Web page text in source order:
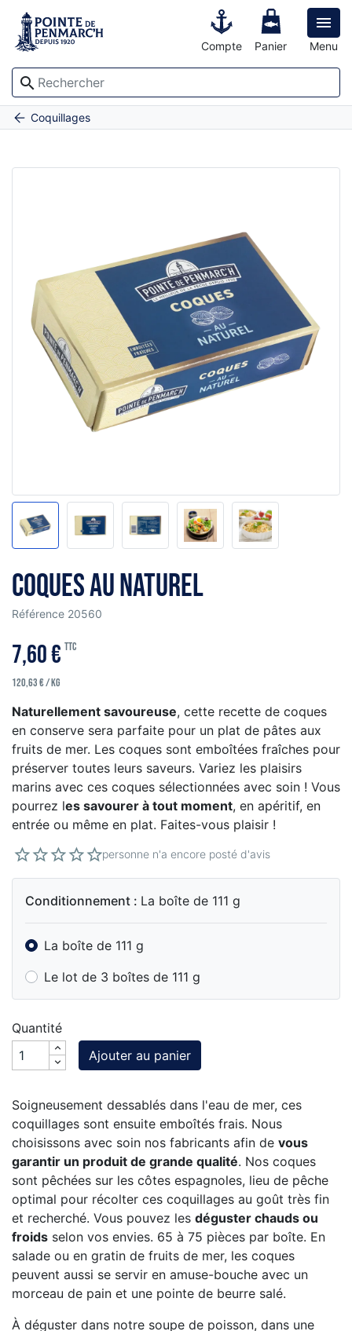

Menu
search
Compte Panier
Accueil
Poisson et coquillages
Coquillages
Coques au naturel
Coques au naturel
Référence 20560
7,60 € TTC
120,63 € / kg
Naturellement savoureuse, cette recette de coques
en conserve sera parfaite pour un plat de pâtes aux
fruits de mer. Les coques sont emboîtées fraîches pour
préserver toutes leurs saveurs. Variez les plaisirs
marins avec ces coques sélectionnées avec soin ! Vous
pourrez les savourer à tout moment, en apéritif, en
entrée ou même en plat. Faites-vous plaisir !
personne n'a encore posté d'avis
Conditionnement : La boîte de 111 g
La boîte de 111 g
Le lot de 3 boîtes de 111 g
Quantité
Ajouter au panier
Soigneusement dessablés dans l'eau de mer, ces
coquillages sont ensuite emboîtés frais. Nous
choisissons avec soin nos fabricants afin de vous
garantir un produit de grande qualité. Nos coques
sont pêchées sur les côtes espagnoles, lieu de pêche
optimal pour récolter ces coquillages au goût très fin
et recherché. Vous pouvez les déguster chauds ou
froids selon vos envies. 65 à 75 pièces par boîte. En
salade ou en gratin de fruits de mer, les coques
peuvent aussi se servir en amuse-bouche avec un
morceau de pain et une pointe de beurre salé.
À déguster dans notre soupe de poisson, dans une